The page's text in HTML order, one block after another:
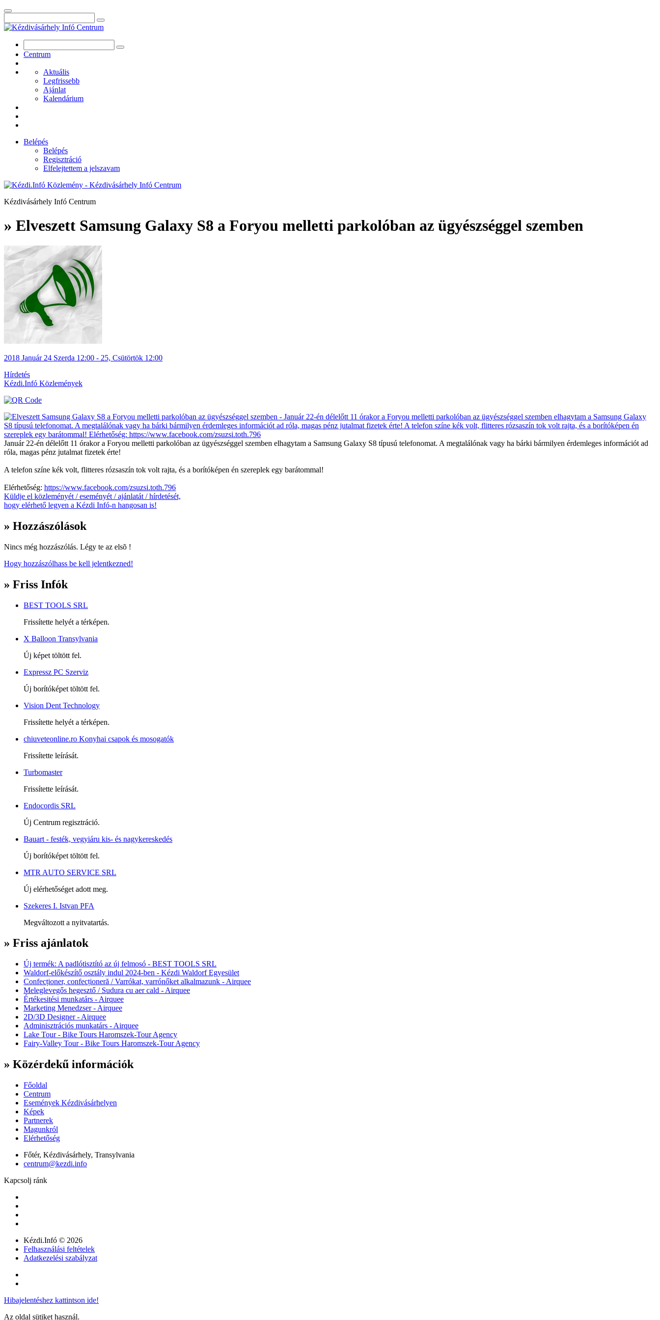
Centrum
Aktuális
Legfrissebb
Ajánlat
Kalendárium
Belépés
Belépés
Regisztráció
Elfelejtettem a jelszavam
Kézdivásárhely Infó Centrum
» Elveszett Samsung Galaxy S8 a Foryou melletti parkolóban az ügyészséggel szemben
2018 Január 24 Szerda 12:00 - 25, Csütörtök 12:00
Hírdetés
Kézdi.Infó Közlemények
Január 22-én délelőtt 11 órakor a Foryou melletti parkolóban az ügyészséggel szemben elhagytam a Samsung Galaxy S8 típusú telefonomat. A megtalálónak vagy ha bárki bármilyen érdemleges információt ad
róla, magas pénz jutalmat fizetek érte!
A telefon színe kék volt, flitteres rózsaszín tok volt rajta, és a borítóképen én szereplek egy barátommal!
Elérhetőség: https://www.facebook.com/zsuzsi.toth.796
Küldje el közleményét / eseményét / ajánlatát / hírdetését,
hogy elérhető legyen a Kézdi Infó-n hangosan is!
» Hozzászólások
Nincs még hozzászólás. Légy te az elsõ !
Hogy hozzászólhass be kell jelentkezned!
» Friss Infók
BEST TOOLS SRL
Frissítette helyét a térképen.
X Balloon Transylvania
Új képet töltött fel.
Expressz PC Szerviz
Új borítóképet töltött fel.
Vision Dent Technology
Frissítette helyét a térképen.
chiuveteonline.ro Konyhai csapok és mosogatók
Frissítette leírását.
Turbomaster
Frissítette leírását.
Endocordis SRL
Új Centrum regisztráció.
Bauart - festék, vegyiáru kis- és nagykereskedés
Új borítóképet töltött fel.
MTR AUTO SERVICE SRL
Új elérhetőséget adott meg.
Szekeres I. Istvan PFA
Megváltozott a nyitvatartás.
» Friss ajánlatok
Új termék: A padlótisztító az új felmosó - BEST TOOLS SRL
Waldorf-előkészítő osztály indul 2024-ben - Kézdi Waldorf Egyesület
Confecționer, confecționeră / Varrókat, varrónőket alkalmazunk - Airquee
Meleglevegős hegesztő / Sudura cu aer cald - Airquee
Értékesitési munkatárs - Airquee
Marketing Menedzser - Airquee
2D/3D Designer - Airquee
Adminisztrációs munkatárs - Airquee
Lake Tour - Bike Tours Haromszek-Tour Agency
Fairy-Valley Tour - Bike Tours Haromszek-Tour Agency
» Közérdekű információk
Főoldal
Centrum
Események Kézdivásárhelyen
Képek
Partnerek
Magunkról
Elérhetőség
Főtér, Kézdivásárhely, Transylvania
centrum@kezdi.info
Kapcsolj ránk
Kézdi.Infó © 2026
Felhasználási feltételek
Adatkezelési szabályzat
Hibajelentéshez kattintson ide!
Az oldal sütiket használ.